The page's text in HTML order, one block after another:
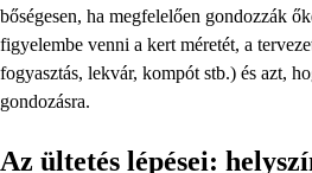
bőségesen, ha megfelelően gondozzák
figyelembe venni a kert méretét, a
fogyasztás, lekvár, kompót stb.) és azt,
gondozásra.
Az ültetés lépései: